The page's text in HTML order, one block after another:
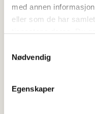
med annen
eller som de har
Nødvendig
Egenskaper
Ovnsbakte
tyttebær og erter